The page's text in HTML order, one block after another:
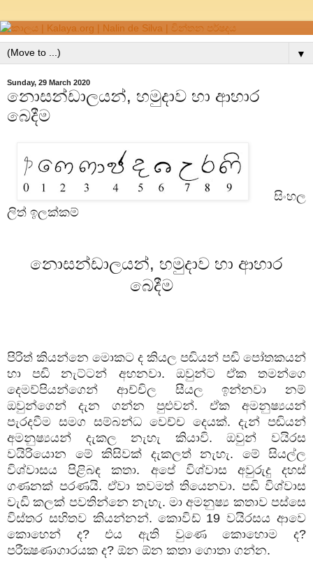
▼
Sunday, 29 March 2020
නොසන්ඩාලයන්, හමුදාව හා ආහාර
බෙදීම
සිංහල
ලිත් ඉලක්කම්
නොසන්ඩාලයන්, හමුදාව හා ආහාර
බෙදීම
පිරිත් කියන්නෙ මොකට ද කියල පඬියන් පඬි පෝතකයන්
හා පඬි නැට්ටන් අහනවා. ඔවුන්ට ඒක තමන්ගෙ
දෙමව්පියන්ගෙන් ආච්චිල සීයල ඉන්නවා නම්
ඔවුන්ගෙන් දැන ගන්න පුළුවන්. ඒක අමනුෂ්‍යයන්
පැරදවීම සමග සම්බන්ධ වෙච්ච දෙයක්. දැන් පඬියන්
අමනුෂ්‍යයන් දැකල නැහැ කියාවි. ඔවුන් වයිරස
වයිරියොන මේ කිසිවක් දැකලත් නැහැ. මේ සියල්ල
විශ්වාසය පිළිබඳ කතා. අපේ විශ්වාස අවුරුදු දහස්
ගණනක් පරණයි. ඒවා තවමත් තියෙනවා. පඬි විශ්වාස
වැඩි කලක් පවතින්නෙ නැහැ. මා අමනුෂ්‍ය කතාව පස්සෙ
විස්තර සහිතව කියන්නන්. කොවිඩ් 19 වයිරසය ආවෙ
කොහෙන් ද? එය ඇති වුණෙ කොහොම ද?
පරීක්‍ෂණාගාරයක ද? ඕන ඕන කතා ගොතා ගන්න.